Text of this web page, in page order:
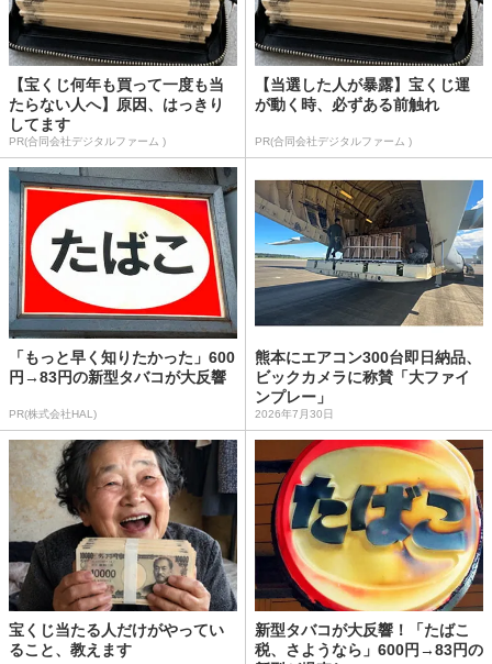
【宝くじ何年も買って一度も当
たらない人へ】原因、はっきり
してます
PR(合同会社デジタルファーム )
【当選した人が暴露】宝くじ運
が動く時、必ずある前触れ
PR(合同会社デジタルファーム )
「もっと早く知りたかった」600
円→83円の新型タバコが大反響
PR(株式会社HAL)
熊本にエアコン300台即日納品、
ビックカメラに称賛「大ファイ
ンプレー」
2026年7月30日
宝くじ当たる人だけがやってい
ること、教えます
新型タバコが大反響！「たばこ
税、さようなら」600円→83円の